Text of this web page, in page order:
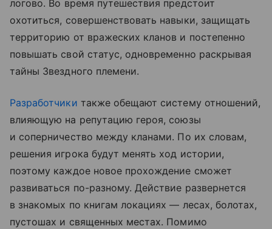
логово. Во время путешествия предстоит
охотиться, совершенствовать навыки, защищать
территорию от вражеских кланов и постепенно
повышать свой статус, одновременно раскрывая
тайны Звездного племени.
Разработчики также обещают систему отношений,
влияющую на репутацию героя, союзы
и соперничество между кланами. По их словам,
решения игрока будут менять ход истории,
поэтому каждое новое прохождение сможет
развиваться по-разному. Действие развернется
в знакомых по книгам локациях — лесах, болотах,
пустошах и священных местах. Помимо